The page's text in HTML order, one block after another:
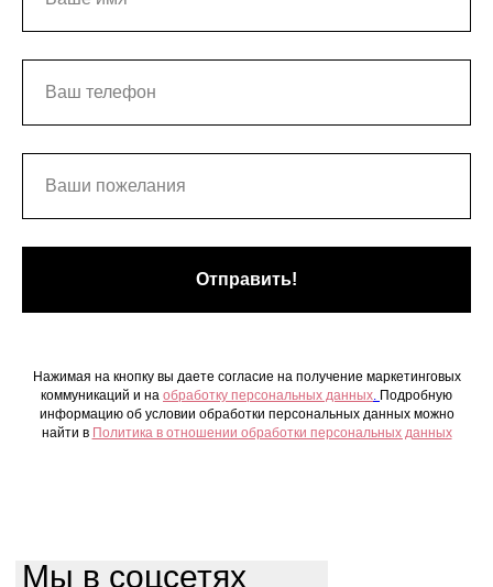
Отправить!
Нажимая на кнопку вы даете согласие на получение маркетинговых
коммуникаций и на обработку персональных данных Подробную
информацию об условии обработки персональных данных можно
найти в Политика в отношении обработки персональных данных
Мы в соцсетях